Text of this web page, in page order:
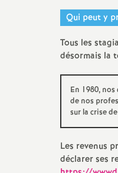
Qui peut y
Tous les
désormais la
En 1980,
de nos
sur la crise
Les revenus
déclarer ses